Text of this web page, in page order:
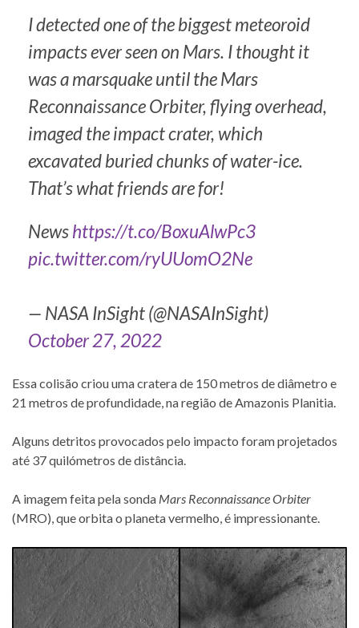
I detected one of the biggest meteoroid
impacts ever seen on Mars. I thought it
was a marsquake until the Mars
Reconnaissance Orbiter, flying overhead,
imaged the impact crater, which
excavated buried chunks of water-ice.
That’s what friends are for!
Newshttps://t.co/BoxuAlwPc3
pic.twitter.com/ryUUomO2Ne
— NASA InSight (@NASAInSight)
October 27, 2022
Essa colisão criou uma cratera de 150 metros de diâmetro e
21 metros de profundidade, na região de Amazonis Planitia.
Alguns detritos provocados pelo impacto foram projetados
até 37 quilómetros de distância.
A imagem feita pela sonda Mars Reconnaissance Orbiter
(MRO), que orbita o planeta vermelho, é impressionante.